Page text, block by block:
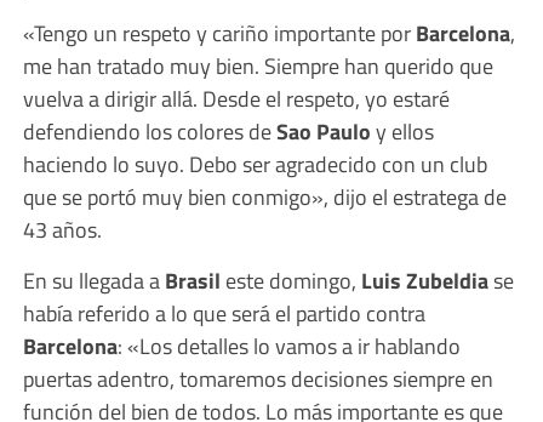
«Tengo un respeto y cariño importante porBarcelona,
me han tratado muy bien. Siempre han querido que
vuelva a dirigir allá. Desde el respeto, yo estaré
defendiendo los colores deSao Pauloy ellos
haciendo lo suyo. Debo ser agradecido con un club
que se portó muy bien conmigo», dijo el estratega de
43 años.
En su llegada aBrasil este domingo, Luis Zubeldiase
había referido a lo que será el partido contra
Barcelona: «Los detalles lo vamos a ir hablando
puertas adentro, tomaremos decisiones siempre en
función del bien de todos. Lo más importante es que